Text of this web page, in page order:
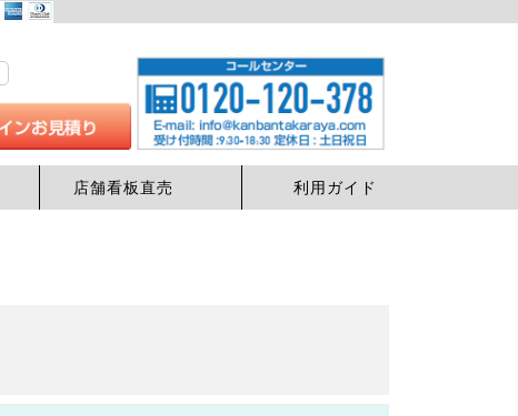
店舗看板直売 利用ガイド